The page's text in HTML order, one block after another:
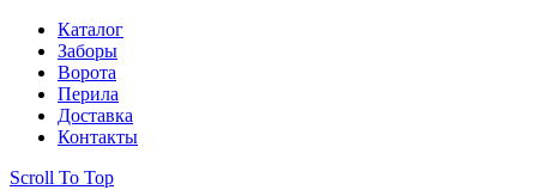
Каталог
Заборы
Ворота
Перила
Доставка
Контакты
Scroll To Top